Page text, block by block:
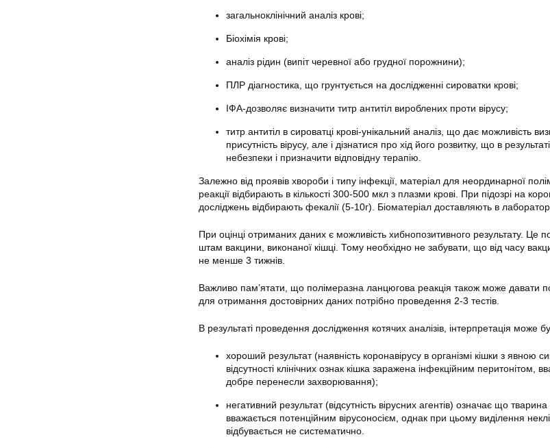
загальноклінічний аналіз крові;
Біохімія крові;
аналіз рідин (випіт черевної або грудної порожнини);
ПЛР діагностика, що грунтується на дослідженні сироватки крові;
ІФА-дозволяє визначити титр антитіл вироблених проти вірусу;
титр антитіл в сироватці крові-унікальний аналіз, що дає можливість
присутність вірусу, але і дізнатися про хід його розвитку, що в
небезпеки і призначити відповідну терапію.
Залежно від проявів хвороби і типу інфекції, матеріал для неординарної
реакції відбирають в кількості 300-500 мкл з плазми крові. При підозрі на
досліджень відбирають фекалії (5-10г). Біоматеріал доставляють в
При оцінці отриманих даних є можливість хибнопозитивного результату. Це
штам вакцини, виконаної кішці. Тому необхідно не забувати, що від часу
не менше 3 тижнів.
Важливо пам’ятати, що полімеразна ланцюгова реакція також може давати
для отримання достовірних даних потрібно проведення 2-3 тестів.
В результаті проведення дослідження котячих аналізів, інтерпретація може
хороший результат (наявність коронавірусу в організмі кішки з явною
відсутності клінічних ознак кішка заражена інфекційним перитонітом,
добре перенесли захворювання);
негативний результат (відсутність вірусних агентів) означає що
вважається потенційним вірусоносієм, однак при цьому виділення
відбувається не систематично.